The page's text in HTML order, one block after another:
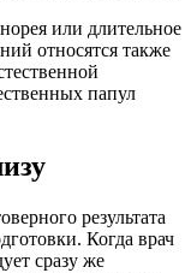
или длительное
относятся также
папул
результата
Когда врач
сразу же